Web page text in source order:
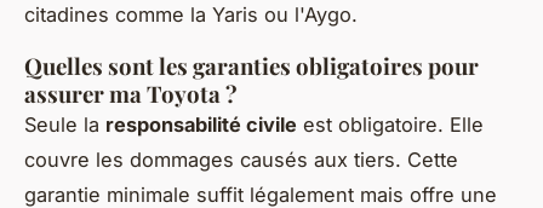
citadines comme la Yaris ou l'Aygo.
Quelles sont les garanties obligatoires pour
assurer ma Toyota ?
Seule la responsabilité civile est obligatoire. Elle
couvre les dommages causés aux tiers. Cette
garantie minimale suffit légalement mais offre une